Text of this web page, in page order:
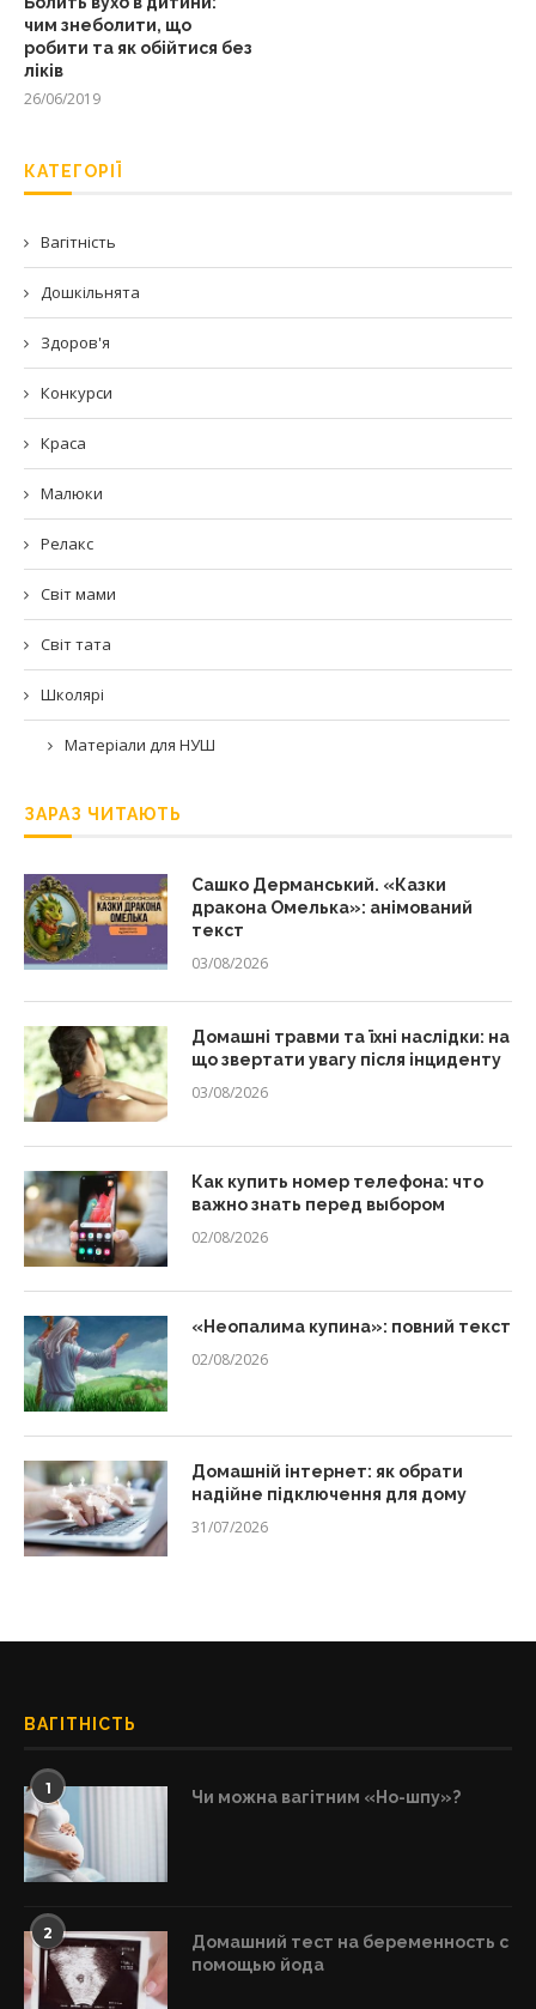
чим знеболити, що
робити та як обійтися без
ліків
26/06/2019
КАТЕГОРІЇ
Вагітність
Дошкільнята
Здоров'я
Конкурси
Краса
Малюки
Релакс
Світ мами
Світ тата
Школярі
Матеріали для НУШ
ЗАРАЗ ЧИТАЮТЬ
Сашко Дерманський. «Казки
дракона Омелька»: анімований
текст
03/08/2026
Домашні травми та їхні наслідки: на
що звертати увагу після інциденту
03/08/2026
Как купить номер телефона: что
важно знать перед выбором
02/08/2026
«Неопалима купина»: повний текст
02/08/2026
Домашній інтернет: як обрати
надійне підключення для дому
31/07/2026
ВАГІТНІСТЬ
1 Чи можна вагітним «Но-шпу»?
2
Домашний тест на беременность с
помощью йода